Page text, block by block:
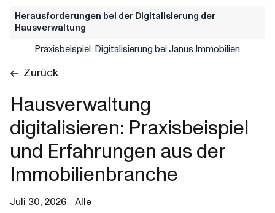
Herausforderungen bei der Digitalisierung der
Hausverwaltung
Praxisbeispiel: Digitalisierung bei Janus Immobilien
Zurück
Hausverwaltung
digitalisieren: Praxisbeispiel
und Erfahrungen aus der
Immobilienbranche
Juli 30, 2026 Alle